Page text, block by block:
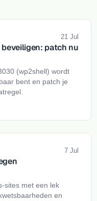
21 Jul
patch nu
(wp2shell) wordt
bent en patch je
7 Jul
sites met een lek
en